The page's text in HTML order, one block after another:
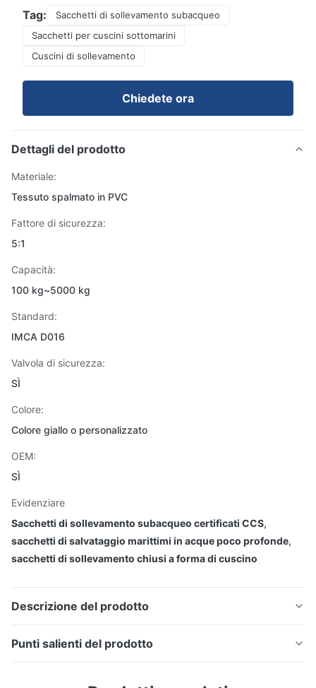
Tag:
Sacchetti di sollevamento subacqueo
Sacchetti per cuscini sottomarini
Cuscini di sollevamento
Chiedete ora
Dettagli del prodotto
Materiale:
Tessuto spalmato in PVC
Fattore di sicurezza:
5:1
Capacità:
100 kg~5000 kg
Standard:
IMCA D016
Valvola di sicurezza:
SÌ
Colore:
Colore giallo o personalizzato
OEM:
SÌ
Evidenziare
Sacchetti di sollevamento subacqueo certificati CCS,
sacchetti di salvataggio marittimi in acque poco profonde,
sacchetti di sollevamento chiusi a forma di cuscino
Descrizione del prodotto
CCS Certified Shallow Water Marine
Punti salienti del prodotto